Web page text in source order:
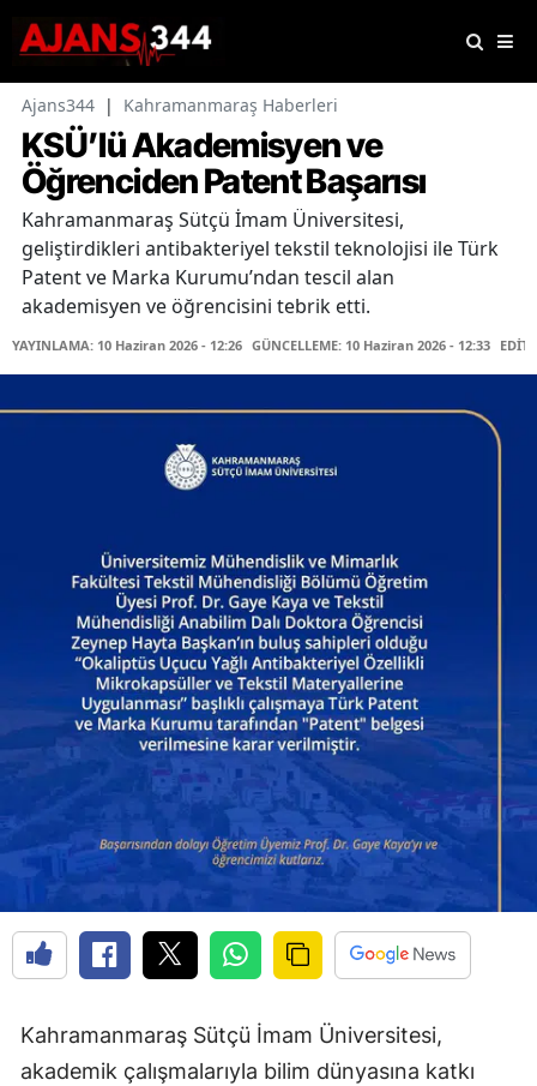
Ajans344 | Kahramanmaraş Haberleri
KSÜ’lü Akademisyen ve
Öğrenciden Patent Başarısı
Kahramanmaraş Sütçü İmam Üniversitesi,
geliştirdikleri antibakteriyel tekstil teknolojisi ile Türk
Patent ve Marka Kurumu’ndan tescil alan
akademisyen ve öğrencisini tebrik etti.
YAYINLAMA: 10 Haziran 2026 - 12:26 GÜNCELLEME: 10 Haziran 2026 - 12:33
Kahramanmaraş Sütçü İmam Üniversitesi,
akademik çalışmalarıyla bilim dünyasına katkı